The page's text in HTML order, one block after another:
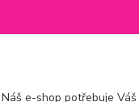
Náš e-shop potřebuje Váš